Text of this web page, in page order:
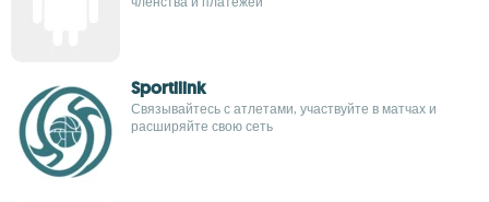
Sportilink
Связывайтесь с атлетами, участвуйте в матчах и
расширяйте свою сеть